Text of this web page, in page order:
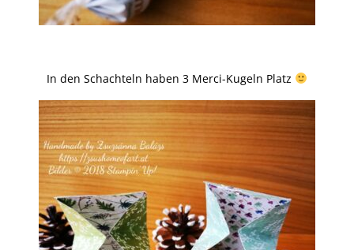
In den Schachteln haben 3 Merci-Kugeln Platz